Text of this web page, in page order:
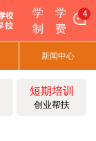
学
制
学
费
4
新闻中心
短期培训
创业帮扶